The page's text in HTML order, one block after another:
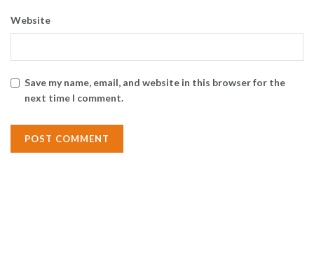
Website
Save my name, email, and website in this browser for the
next time I comment.